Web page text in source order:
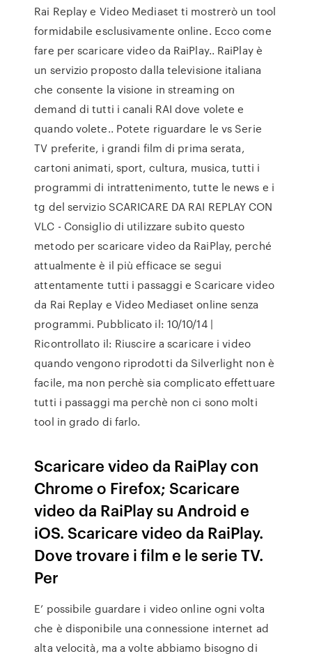
Rai Replay e Video Mediaset ti mostrerò un tool
formidabile esclusivamente online. Ecco come
fare per scaricare video da RaiPlay.. RaiPlay è
un servizio proposto dalla televisione italiana
che consente la visione in streaming on
demand di tutti i canali RAI dove volete e
quando volete.. Potete riguardare le vs Serie
TV preferite, i grandi film di prima serata,
cartoni animati, sport, cultura, musica, tutti i
programmi di intrattenimento, tutte le news e i
tg del servizio SCARICARE DA RAI REPLAY CON
VLC - Consiglio di utilizzare subito questo
metodo per scaricare video da RaiPlay, perché
attualmente è il più efficace se segui
attentamente tutti i passaggi e Scaricare video
da Rai Replay e Video Mediaset online senza
programmi. Pubblicato il: 10/10/14 |
Ricontrollato il: Riuscire a scaricare i video
quando vengono riprodotti da Silverlight non è
facile, ma non perchè sia complicato effettuare
tutti i passaggi ma perchè non ci sono molti
tool in grado di farlo.
Scaricare video da RaiPlay con
Chrome o Firefox; Scaricare
video da RaiPlay su Android e
iOS. Scaricare video da RaiPlay.
Dove trovare i film e le serie TV.
Per
E’ possibile guardare i video online ogni volta
che è disponibile una connessione internet ad
alta velocità, ma a volte abbiamo bisogno di